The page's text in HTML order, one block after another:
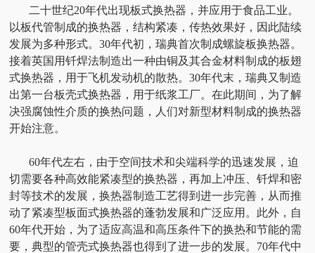
二十世纪20年代出现板式换热器，并应用于食品工业。
以板代管制成的换热器，结构紧凑，传热效果好，因此陆续
发展为多种形式。30年代初，瑞典首次制成螺旋板换热器。
接着英国用钎焊法制造出一种由铜及其合金材料制成的板翅
式换热器，用于飞机发动机的散热。30年代末，瑞典又制造
出第一台板壳式换热器，用于纸浆工厂。在此期间，为了解
决强腐蚀性介质的换热问题，人们对新型材料制成的换热器
开始注意。
60年代左右，由于空间技术和尖端科学的迅速发展，迫
切需要各种高效能紧凑型的换热器，再加上冲压、钎焊和密
封等技术的发展，换热器制造工艺得到进一步完善，从而推
动了紧凑型板面式换热器的蓬勃发展和广泛应用。此外，自
60年代开始，为了适应高温和高压条件下的换热和节能的需
要，典型的管壳式换热器也得到了进一步的发展。70年代中